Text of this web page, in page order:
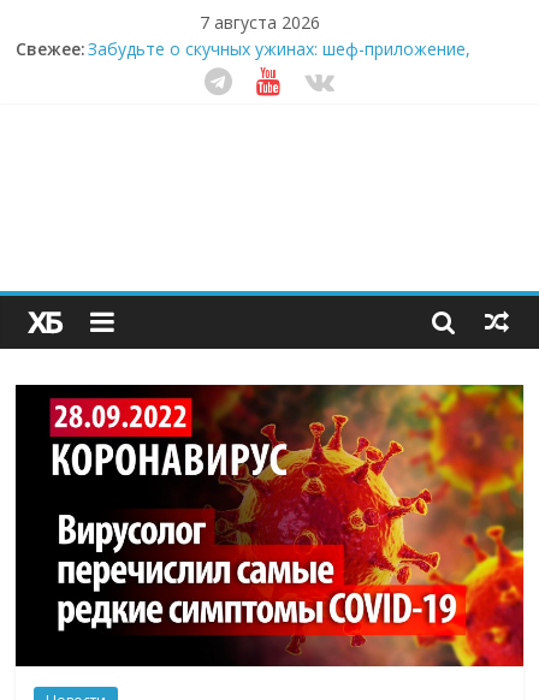
7 августа 2026
Свежее:Забудьте о скучных ужинах: шеф-приложение,
которое видит вашу еду насквозь
Небо зовёт: как бизнес на полётах дронов и
Секрет супергидратации: почему кокосовая вода с
пребиотиками становится главным трендом
здорового питания